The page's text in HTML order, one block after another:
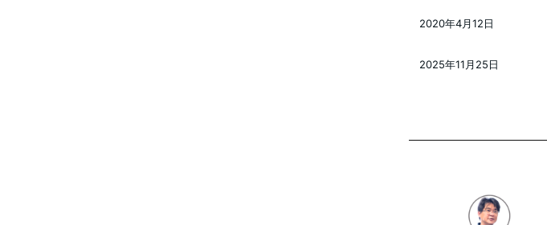
2020年4月12日
2025年11月25日